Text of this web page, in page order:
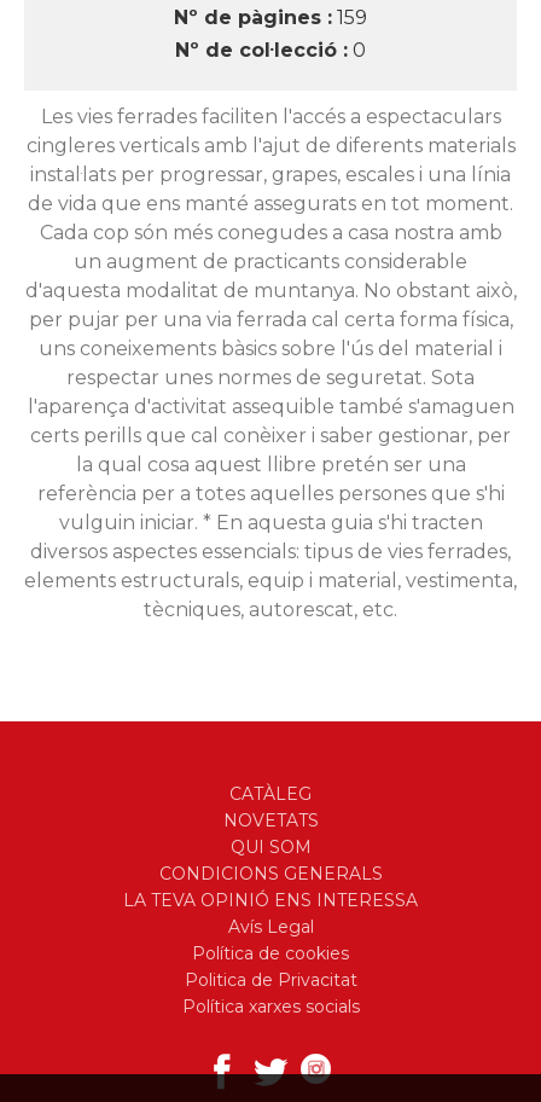
Nº de pàgines : 159
Nº de col·lecció : 0
Les vies ferrades faciliten l'accés a espectaculars
cingleres verticals amb l'ajut de diferents materials
instal·lats per progressar, grapes, escales i una línia
de vida que ens manté assegurats en tot moment.
Cada cop són més conegudes a casa nostra amb
un augment de practicants considerable
d'aquesta modalitat de muntanya. No obstant això,
per pujar per una via ferrada cal certa forma física,
uns coneixements bàsics sobre l'ús del material i
respectar unes normes de seguretat. Sota
l'aparença d'activitat assequible també s'amaguen
certs perills que cal conèixer i saber gestionar, per
la qual cosa aquest llibre pretén ser una
referència per a totes aquelles persones que s'hi
vulguin iniciar. * En aquesta guia s'hi tracten
diversos aspectes essencials: tipus de vies ferrades,
elements estructurals, equip i material, vestimenta,
tècniques, autorescat, etc.
CATÀLEG
NOVETATS
QUI SOM
CONDICIONS GENERALS
LA TEVA OPINIÓ ENS INTERESSA
Avís Legal
Política de cookies
Politica de Privacitat
Política xarxes socials